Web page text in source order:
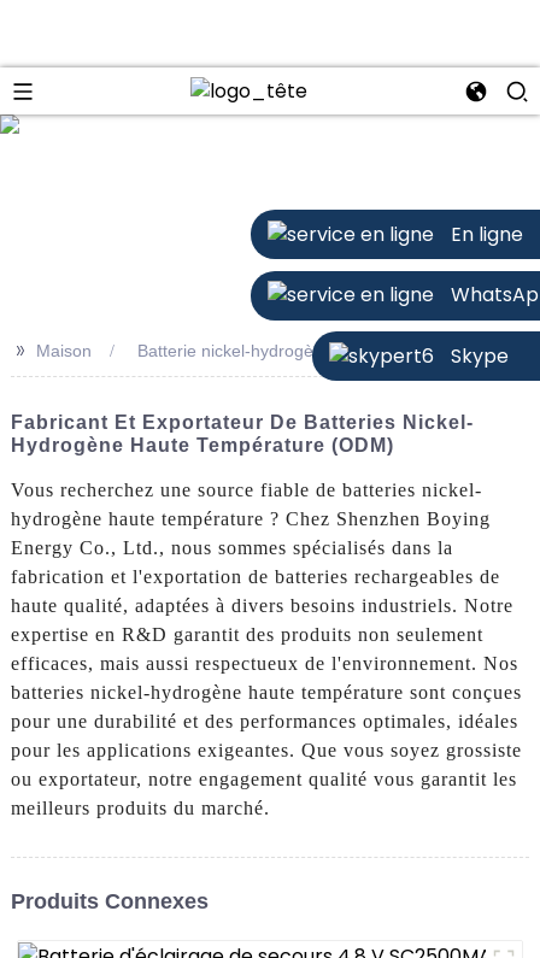
En ligne
Skype
>> Maison Batterie nickel-hydrogène haute température
Fabricant Et Exportateur De Batteries Nickel-
Hydrogène Haute Température (ODM)
Vous recherchez une source fiable de batteries nickel-
hydrogène haute température ? Chez Shenzhen Boying
Energy Co., Ltd., nous sommes spécialisés dans la
fabrication et l'exportation de batteries rechargeables de
haute qualité, adaptées à divers besoins industriels. Notre
expertise en R&D garantit des produits non seulement
efficaces, mais aussi respectueux de l'environnement. Nos
batteries nickel-hydrogène haute température sont conçues
pour une durabilité et des performances optimales, idéales
pour les applications exigeantes. Que vous soyez grossiste
ou exportateur, notre engagement qualité vous garantit les
meilleurs produits du marché.
Produits Connexes